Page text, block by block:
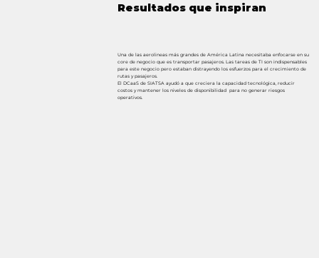
Resultados que inspiran
Una de las aerolineas más grandes de América Latina necesitaba enfocarse en su
core de negocio que es transportar pasajeros. Las tareas de TI son indispensables
para este negocio pero estaban distrayendo los esfuerzos para el crecimiento de
rutas y pasajeros.
El DCaaS de SIATSA ayudó a que creciera la capacidad tecnológica, reducir
costos y mantener los niveles de disponibilidad para no generar riesgos
operativos.